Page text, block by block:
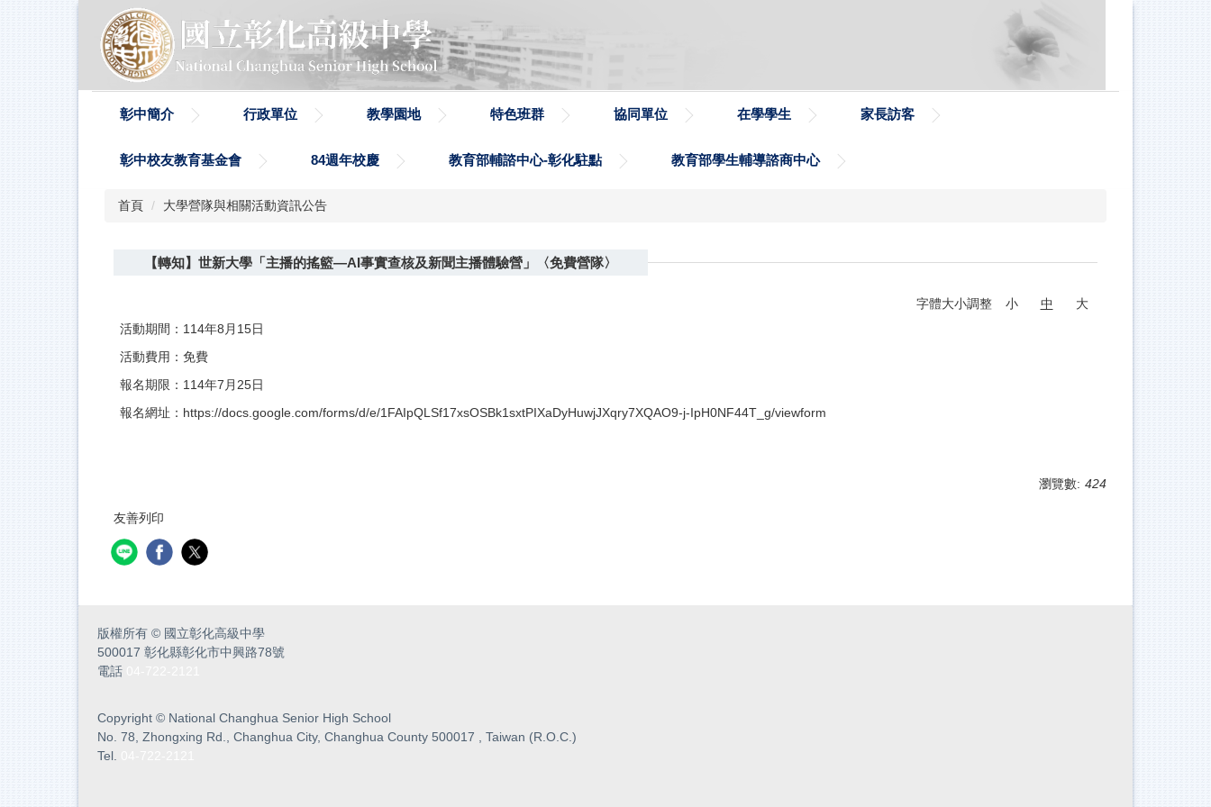
彰中簡介 行政單位 教學園地 特色班群 協同單位 在學學生 家長訪客
彰中校友教育基金會 84週年校慶 教育部輔諮中心-彰化駐點 教育部學生輔導諮商中心
首頁 大學營隊與相關活動資訊公告
【轉知】世新大學「主播的搖籃—AI事實查核及新聞主播體驗營」〈免費營隊〉
字體大小調整 小 中
大
活動期間：114年8月15日
活動費用：免費
報名期限：114年7月25日
報名網址： https://docs.google.com/forms/d/e/1FAIpQLSf17xsOSBk1sxtPIXaDyHuwjJXqry7XQAO9-j-IpH0NF44T_g/viewform
瀏覽數: 424
友善列印
版權所有 © 國立彰化高級中學
500017 彰化縣彰化市中興路78號
電話
Copyright © National Changhua Senior High School
No. 78, Zhongxing Rd., Changhua City, Changhua County 500017 , Taiwan (R.O.C.)
Tel.